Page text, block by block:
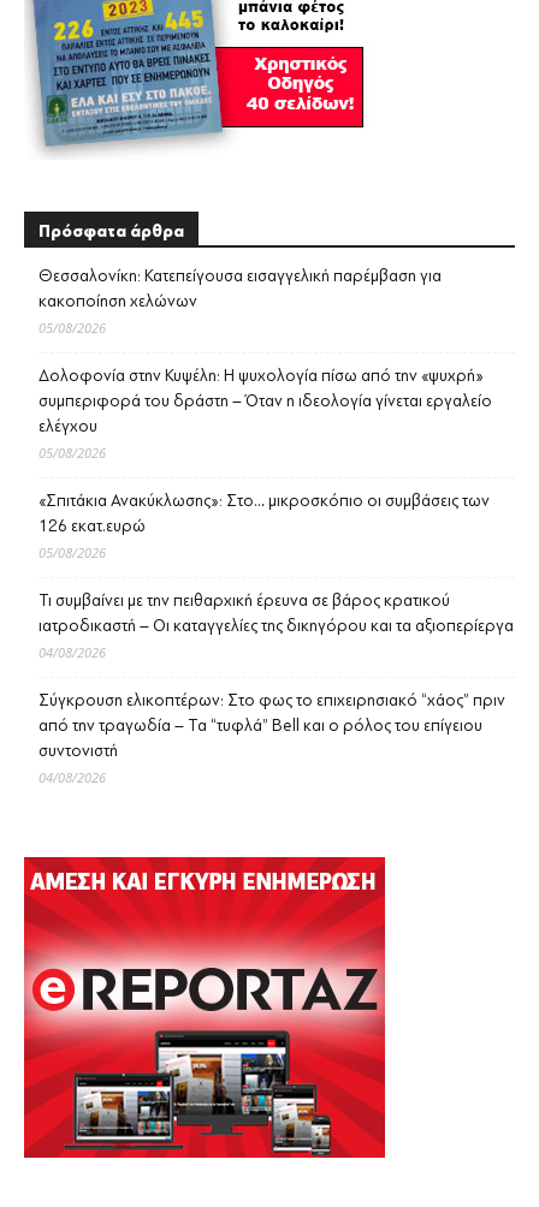
Πρόσφατα άρθρα
Θεσσαλονίκη: Κατεπείγουσα εισαγγελική παρέμβαση για
κακοποίηση χελώνων
05/08/2026
Δολοφονία στην Κυψέλη: Η ψυχολογία πίσω από την «ψυχρή»
συμπεριφορά του δράστη – Όταν η ιδεολογία γίνεται εργαλείο
ελέγχου
05/08/2026
«Σπιτάκια Ανακύκλωσης»: Στο… μικροσκόπιο οι συμβάσεις των
126 εκατ.ευρώ
05/08/2026
Τι συμβαίνει με την πειθαρχική έρευνα σε βάρος κρατικού
ιατροδικαστή – Οι καταγγελίες της δικηγόρου και τα αξιοπερίεργα
04/08/2026
Σύγκρουση ελικοπτέρων: Στο φως το επιχειρησιακό “χάος” πριν
από την τραγωδία – Τα “τυφλά” Bell και ο ρόλος του επίγειου
συντονιστή
04/08/2026